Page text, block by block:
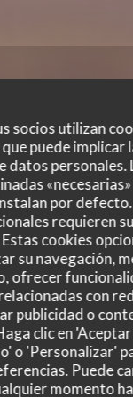
socios utilizan
puede implicar
datos personales.
por
requieren
cookies
su navegación,
ofrecer
con
publicidad o
clic en
o 'Personalizar'
Puede
momento
clientes
/ Precio